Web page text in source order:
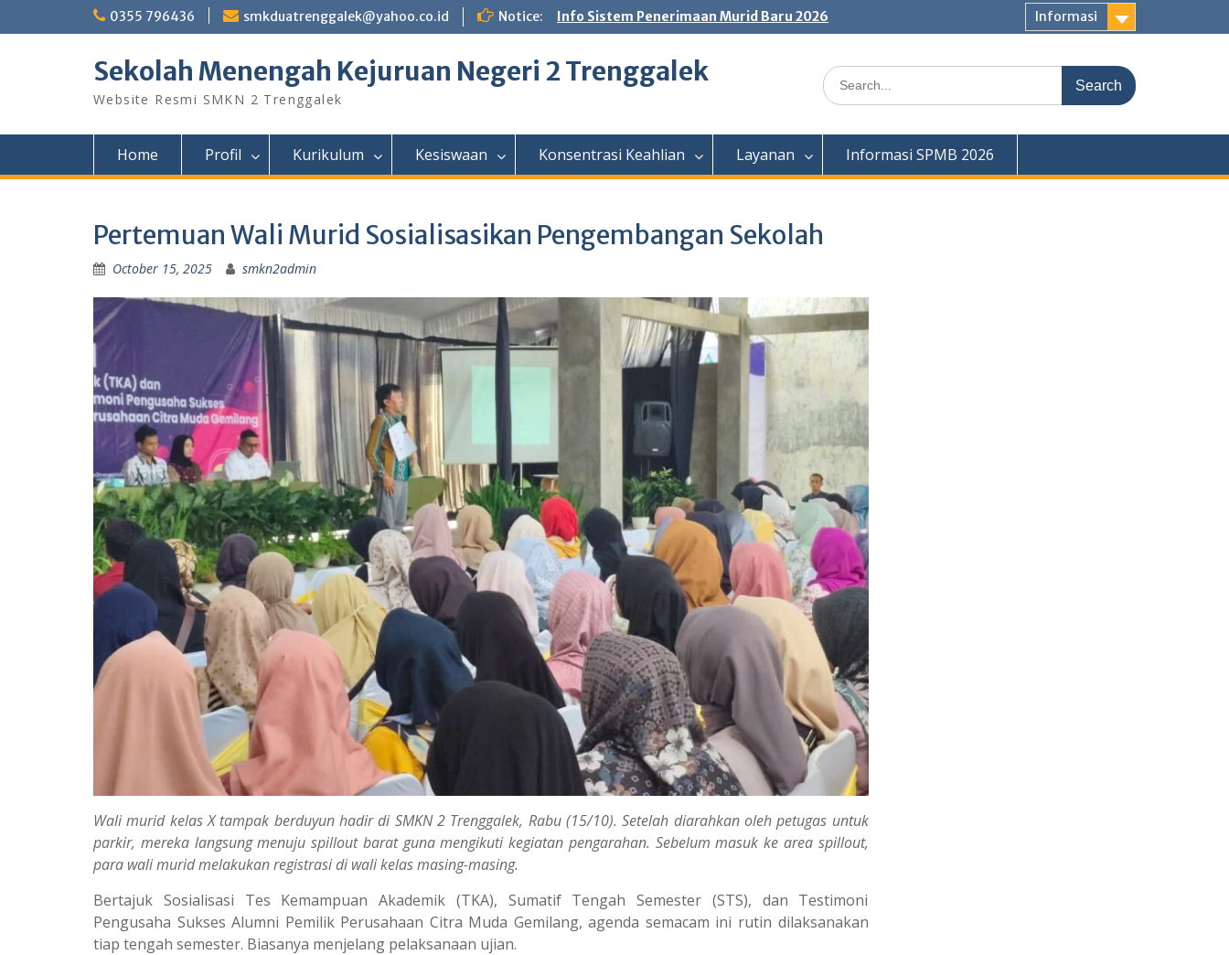
0355 796436 smkduatrenggalek@yahoo.co.id Notice: Info Sistem Penerimaan Murid Baru 2026 Informasi
Sekolah Menengah Kejuruan Negeri 2 Trenggalek
Website Resmi SMKN 2 Trenggalek
Search
for:
Home Profil Kurikulum Kesiswaan Konsentrasi Keahlian Layanan Informasi SPMB 2026
Pertemuan Wali Murid Sosialisasikan Pengembangan Sekolah
October 15, 2025 smkn2admin
Wali murid kelas X tampak berduyun hadir di SMKN 2 Trenggalek, Rabu (15/10). Setelah diarahkan oleh petugas untuk
parkir, mereka langsung menuju spillout barat guna mengikuti kegiatan pengarahan. Sebelum masuk ke area spillout,
para wali murid melakukan registrasi di wali kelas masing-masing.
Bertajuk Sosialisasi Tes Kemampuan Akademik (TKA), Sumatif Tengah Semester (STS), dan Testimoni
Pengusaha Sukses Alumni Pemilik Perusahaan Citra Muda Gemilang, agenda semacam ini rutin dilaksanakan
tiap tengah semester. Biasanya menjelang pelaksanaan ujian.